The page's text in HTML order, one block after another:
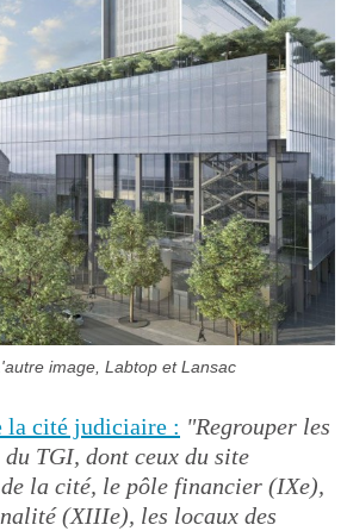
image, Labtop et Lansac
la cité judiciaire : "Regrouper les
TGI, dont ceux du site
la cité, le pôle financier (IXe),
(XIIIe), les locaux des